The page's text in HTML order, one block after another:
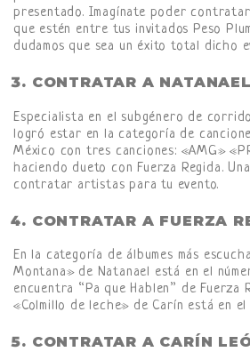
presentado. Imagínate poder
que estén entre tus invitados Peso
dudamos que sea un éxito total dicho
CONTRATAR A
Especialista en el subgénero de
logró estar en la categoría de
México con tres canciones: «AMG»
haciendo dueto con Fuerza Regida.
contratar artistas para tu evento.
CONTRATAR A FUERZA
En la categoría de álbumes más
Montana» de Natanael está en el
encuentra “Pa que Hablen” de Fuerza
«Colmillo de leche» de Carín está en el
CONTRATAR A CARÍN